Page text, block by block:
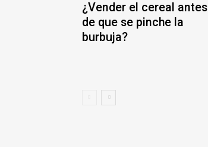
¿Vender el cereal antes
de que se pinche la
burbuja?